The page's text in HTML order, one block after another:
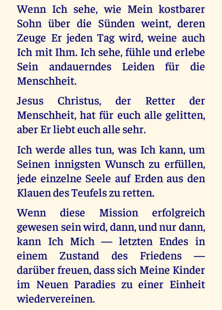
Wenn Ich sehe, wie Mein kostbarer
Sohn über die Sünden weint, deren
Zeuge Er jeden Tag wird, weine auch
Ich mit Ihm. Ich sehe, fühle und erlebe
Sein andauerndes Leiden für die
Menschheit.
Jesus Christus, der Retter der
Menschheit, hat für euch alle gelitten,
aber Er liebt euch alle sehr.
Ich werde alles tun, was Ich kann, um
Seinen innigsten Wunsch zu erfüllen,
jede einzelne Seele auf Erden aus den
Klauen des Teufels zu retten.
Wenn diese Mission erfolgreich
gewesen sein wird, dann, und nur dann,
kann Ich Mich — letzten Endes in
einem Zustand des Friedens —
darüber freuen, dass sich Meine Kinder
im Neuen Paradies zu einer Einheit
wiedervereinen.